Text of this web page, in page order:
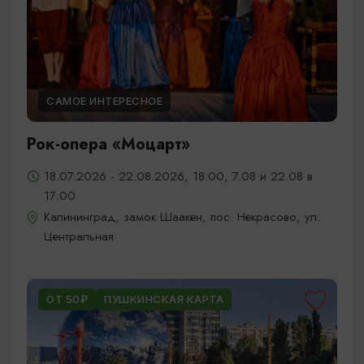
САМОЕ ИНТЕРЕСНОЕ
Рок-опера «Моцарт»
18.07.2026 - 22.08.2026, 18:00, 7.08 и 22.08 в
17:00
Калининград, замок Шаакен, пос. Некрасово, ул.
Центральная
ОТ 50₽ ПУШКИНСКАЯ КАРТА